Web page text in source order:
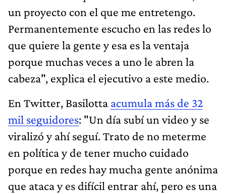
un proyecto con el que me entretengo.
Permanentemente escucho en las redes lo
que quiere la gente y esa es la ventaja
porque muchas veces a uno le abren la
cabeza", explica el ejecutivo a este medio.
En Twitter, Basilotta acumula más de 32
mil seguidores: "Un día subí un video y se
viralizó y ahí seguí. Trato de no meterme
en política y de tener mucho cuidado
porque en redes hay mucha gente anónima
que ataca y es difícil entrar ahí, pero es una